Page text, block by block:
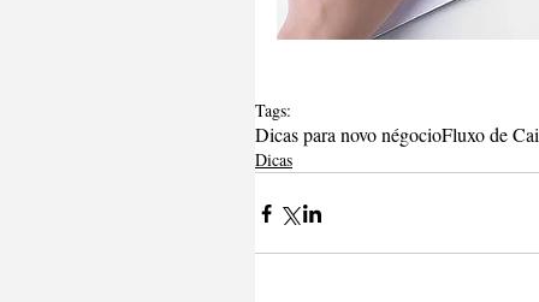
Tags:
Dicas para novo négocioFluxo de
Dicas